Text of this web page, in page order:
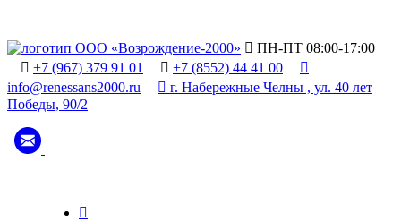
 ПН-ПТ 08:00-17:00
 +7 (967) 379 91 01  +7 (8552) 44 41 00

info@renessans2000.ru
 г. Набережные Челны , ул. 40 лет
Победы, 90/2
